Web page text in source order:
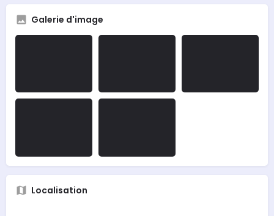
Galerie d'image
Localisation